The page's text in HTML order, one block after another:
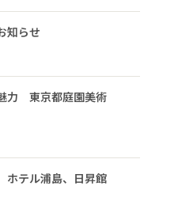
知らせ
力 東京都庭園美術
テル浦島、日昇館